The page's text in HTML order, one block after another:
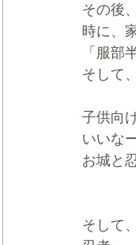
その後
時に、
「服部
そして
子供向
いいな
お城と
そして